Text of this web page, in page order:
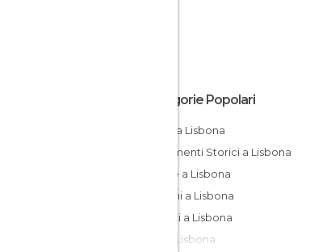
Categorie Popolari
Musei a Lisbona
Monumenti Storici a Lisbona
Chiese a Lisbona
Giardini a Lisbona
Negozi a Lisbona
Pub a Lisbona